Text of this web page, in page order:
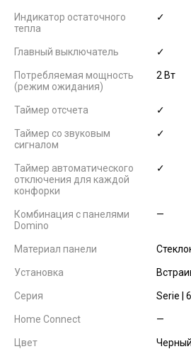
Индикатор остаточного
тепла
✓
Главный выключатель ✓
Потребляемая мощность
(режим ожидания)
2 Вт
Таймер отсчета ✓
Таймер со звуковым
сигналом
✓
Таймер автоматического
отключения для каждой
конфорки
✓
Комбинация с панелями
Domino
—
Материал панели
Установка
Серия Serie | 6
Home Connect —
Цвет Черный